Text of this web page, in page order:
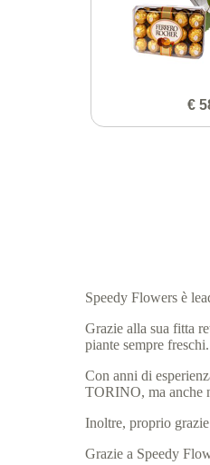
€
Speedy Flowers è
Grazie alla sua fitta
piante sempre freschi.
Con anni di
TORINO, ma anche
Inoltre, proprio
Grazie a Speedy